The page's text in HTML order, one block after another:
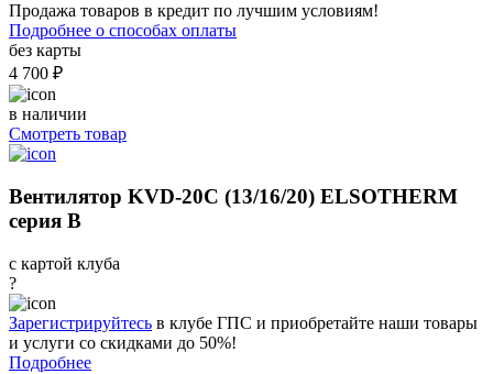
Продажа товаров в кредит по лучшим условиям!
Подробнее о способах оплаты
без карты
4 700 ₽
в наличии
Смотреть товар
Вентилятор KVD-20C (13/16/20) ELSOTHERM
серия B
с картой клуба
?
Зарегистрируйтесь в клубе ГПС и приобретайте наши товары
и услуги со скидками до 50%!
Подробнее